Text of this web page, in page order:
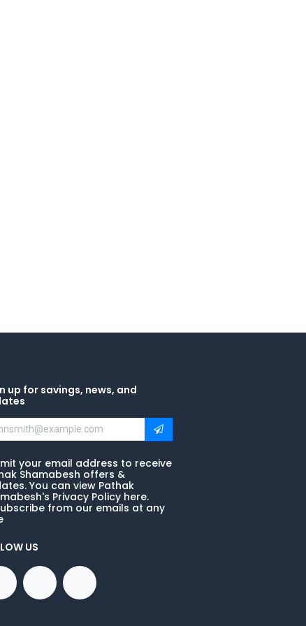
up for savings, news, and
your email address to receive
Shamabesh offers &
You can view Pathak
Privacy Policy here.
from our emails at any
US